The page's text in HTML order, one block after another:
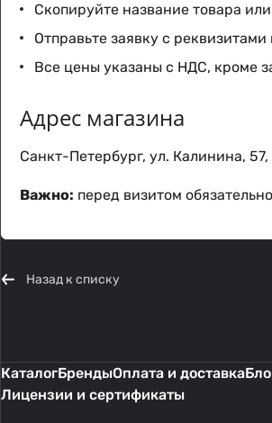
Скопируйте название товара
Отправьте заявку с
Все цены указаны с НДС, кроме
Адрес магазина
Санкт-Петербург, ул. Калинина, 57,
Важно: перед визитом
Назад к списку
КаталогБрендыОплата и доставка
Лицензии и сертификаты